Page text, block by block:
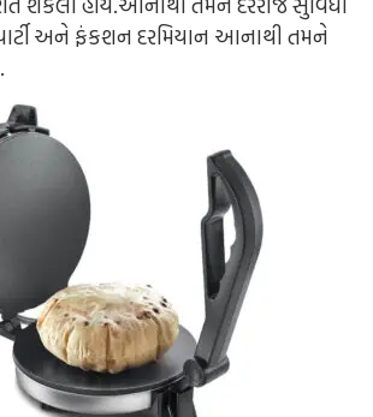
અને ફંકશન દરમિયાન આનાથી તમને